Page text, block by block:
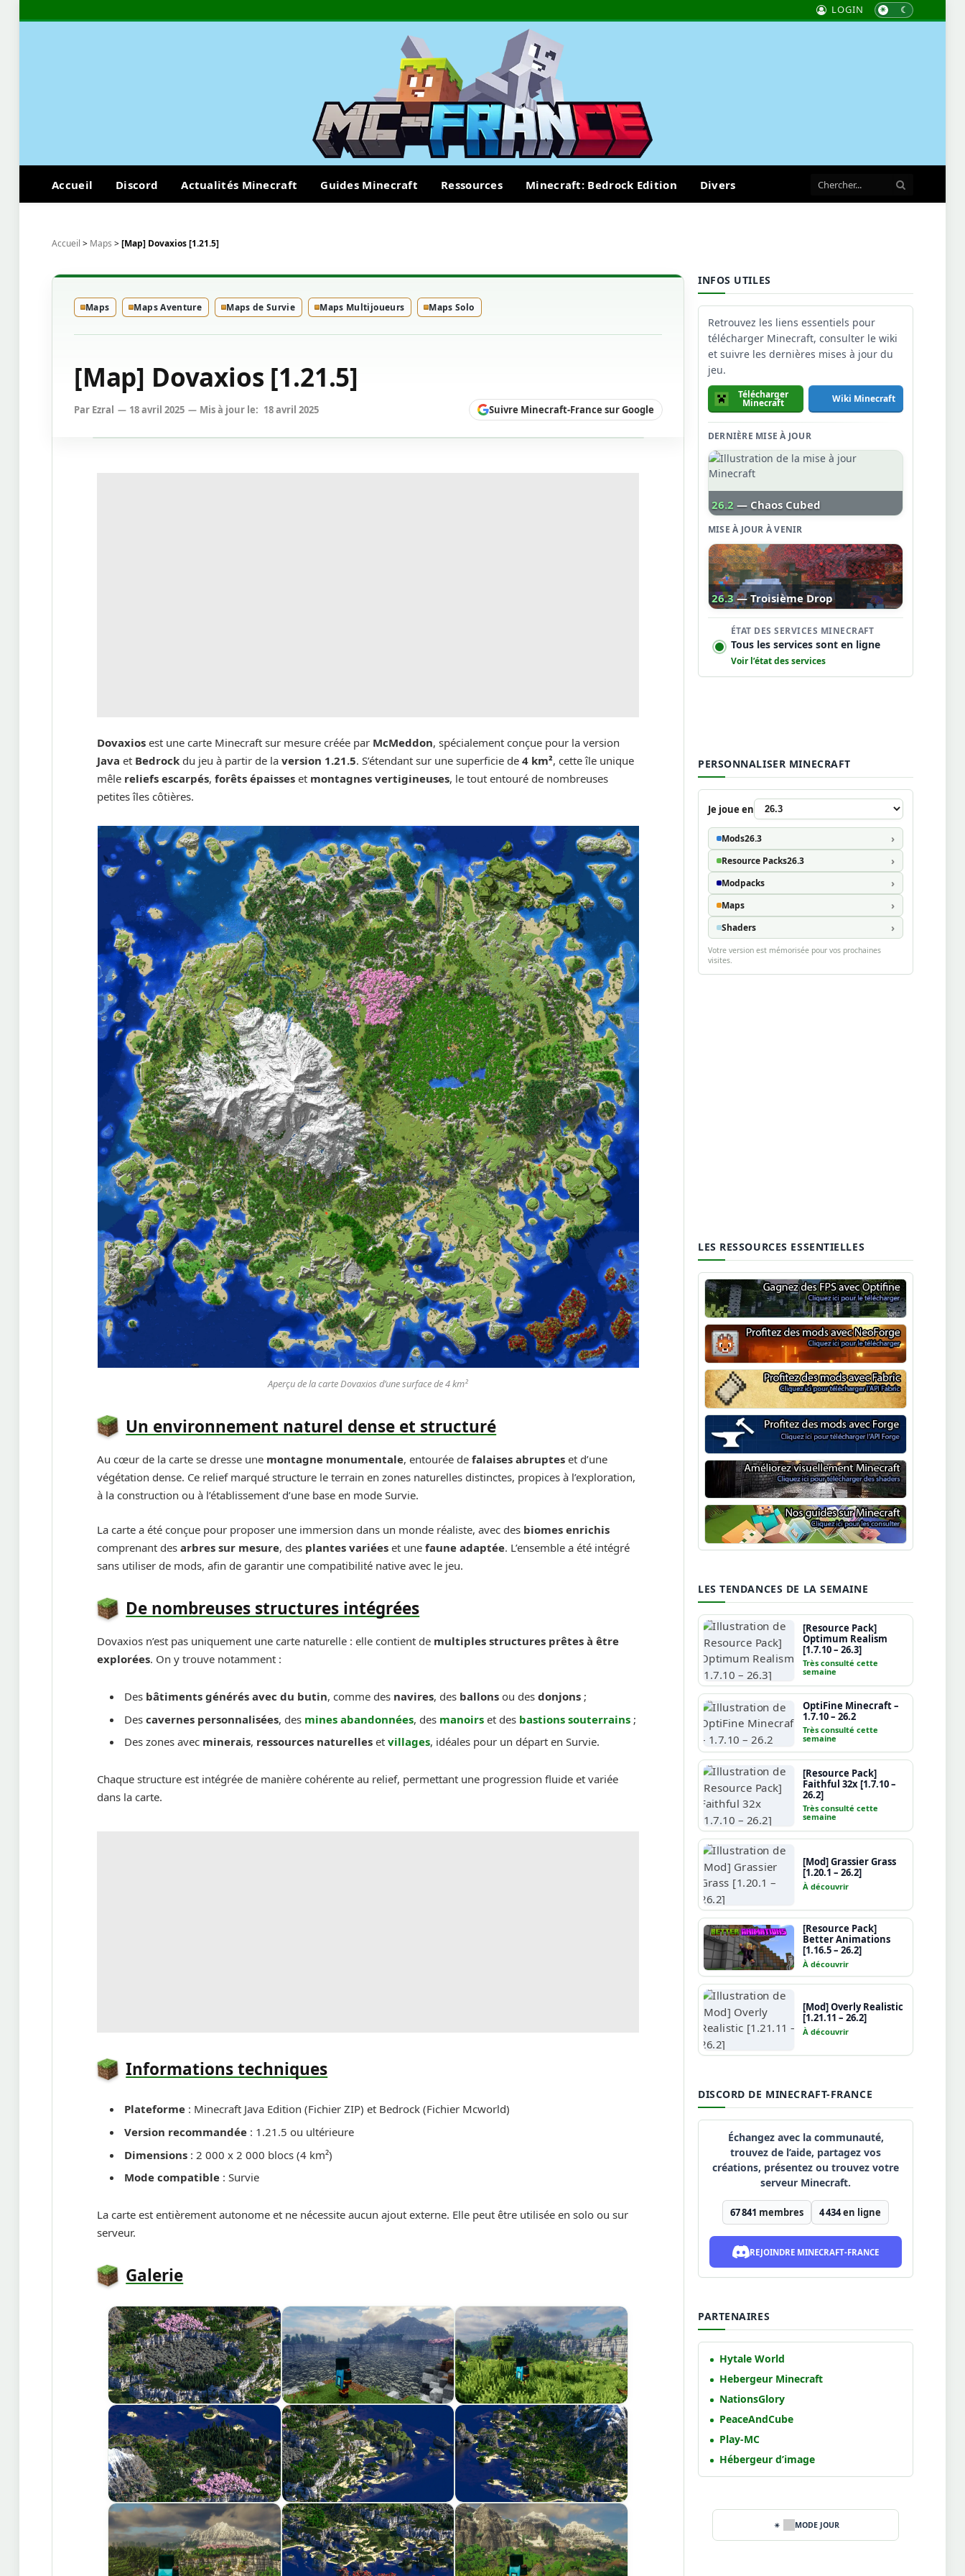
LOGIN
Accueil Discord Actualités Minecraft Guides Minecraft Ressources Minecraft: Bedrock Edition Divers
Accueil > Maps >[Map] Dovaxios [1.21.5]
Maps Maps Aventure Maps de Survie Maps Multijoueurs Maps Solo
[Map] Dovaxios [1.21.5]
Par Ezral 18 avril 2025 Mis à jour le: 18 avril 2025 Suivre Minecraft-France sur Google
Dovaxios est une carte Minecraft sur mesure créée par McMeddon, spécialement conçue pour la version
Java et Bedrock du jeu à partir de laversion 1.21.5. S’étendant sur une superficie de4 km², cette île unique
mêle reliefs escarpés,forêts épaisses et montagnes vertigineuses, le tout entouré de nombreuses
petites îles côtières.
Aperçu de la carte Dovaxios d’une surface de 4 km²
Un environnement naturel dense et structuré
Au cœur de la carte se dresse une montagne monumentale, entourée defalaises abruptes et d’une
végétation dense. Ce relief marqué structure le terrain en zones naturelles distinctes, propices à l’exploration,
à la construction ou à l’établissement d’une base en mode Survie.
La carte a été conçue pour proposer une immersion dans un monde réaliste, avec des biomes enrichis
comprenant desarbres sur mesure, des plantes variées et unefaune adaptée. L’ensemble a été intégré
sans utiliser de mods, afin de garantir une compatibilité native avec le jeu.
De nombreuses structures intégrées
Dovaxios n’est pas uniquement une carte naturelle : elle contient de multiples structures prêtes à être
explorées. On y trouve notamment :
Des bâtiments générés avec du butin, comme des navires, des ballons ou desdonjons ;
Descavernes personnalisées, des mines abandonnées, des manoirs et des bastions souterrains ;
Des zones avec minerais, ressources naturelles etvillages, idéales pour un départ en Survie.
Chaque structure est intégrée de manière cohérente au relief, permettant une progression fluide et variée
dans la carte.
Informations techniques
Plateforme : Minecraft Java Edition (Fichier ZIP) et Bedrock (Fichier Mcworld)
Version recommandée : 1.21.5 ou ultérieure
Dimensions : 2 000 x 2 000 blocs (4 km²)
Mode compatible : Survie
La carte est entièrement autonome et ne nécessite aucun ajout externe. Elle peut être utilisée en solo ou sur
serveur.
Galerie
INFOS UTILES
Retrouvez les liens essentiels pour
télécharger Minecraft, consulter le wiki
et suivre les dernières mises à jour du
jeu.
Télécharger
Minecraft Wiki Minecraft
DERNIÈRE MISE À JOUR
26.2 — Chaos Cubed
MISE À JOUR À VENIR
26.3 — Troisième Drop
ÉTAT DES SERVICES MINECRAFT
Tous les services sont en ligne
Voir l’état des services
PERSONNALISER MINECRAFT
Je joue en
Mods26.3
Resource Packs26.3
Modpacks
Maps
Shaders
Votre version est mémorisée pour vos prochaines
visites.
LES RESSOURCES ESSENTIELLES
Optifine
NeoForge
Minecraft Fabric
Minecraft Forge
Shaders Minecraft
Guide Minecraft
LES TENDANCES DE LA SEMAINE
[Resource Pack]
Optimum Realism
[1.7.10 – 26.3]
Très consulté cette
semaine
OptiFine Minecraft –
1.7.10 – 26.2
Très consulté cette
semaine
[Resource Pack]
Faithful 32x [1.7.10 –
26.2]
Très consulté cette
semaine
[Mod] Grassier Grass
[1.20.1 – 26.2]
À découvrir
[Resource Pack]
Better Animations
[1.16.5 – 26.2]
À découvrir
[Mod] Overly Realistic
[1.21.11 – 26.2]
À découvrir
DISCORD DE MINECRAFT-FRANCE
Échangez avec la communauté,
trouvez de l’aide, partagez vos
créations, présentez ou trouvez votre
serveur Minecraft.
67 841 membres 4 434en ligne
REJOINDRE MINECRAFT-FRANCE
PARTENAIRES
Hytale World
Hebergeur Minecraft
NationsGlory
PeaceAndCube
Play-MC
Hébergeur d’image
MODE JOUR